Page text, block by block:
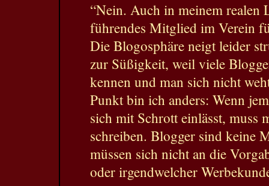
“Nein. Auch in meinem realen
führendes Mitglied im Verein
Die Blogosphäre neigt leider
zur Süßigkeit, weil viele
kennen und man sich nicht
Punkt bin ich anders: Wenn
sich mit Schrott einlässt, muss
schreiben. Blogger sind keine
müssen sich nicht an die
oder irgendwelcher